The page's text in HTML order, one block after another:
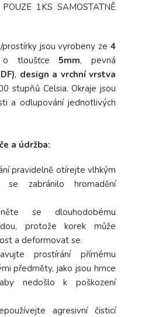
1KS SAMOSTATNĚ
jsou vyrobeny ze 4
o tloušťce5mm, pevná
, design a vrchní vrstva
stupňů Celsia. Okraje jsou
a odlupování jednotlivých
a údržba:
pravidelně otírejte vlhkým
se zabránilo hromadění
se dlouhodobému
protože korek může
a deformovat se.
prostírání přímému
předměty, jako jsou hrnce
nedošlo k poškození
agresivní čisticí